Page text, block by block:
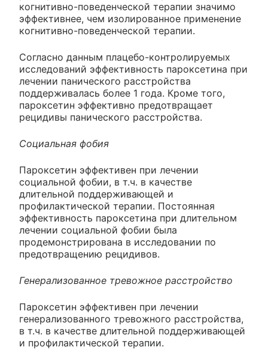
когнитивно-поведенческой терапии значимо
эффективнее, чем изолированное применение
когнитивно-поведенческой терапии.
Согласно данным плацебо-контролируемых
исследований эффективность пароксетина при
лечении панического расстройства
поддерживалась более 1 года. Кроме того,
пароксетин эффективно предотвращает
рецидивы панического расстройства.
Социальная фобия
Пароксетин эффективен при лечении
социальной фобии, в т.ч. в качестве
длительной поддерживающей и
профилактической терапии. Постоянная
эффективность пароксетина при длительном
лечении социальной фобии была
продемонстрирована в исследовании по
предотвращению рецидивов.
Генерализованное тревожное расстройство
Пароксетин эффективен при лечении
генерализованного тревожного расстройства,
в т.ч. в качестве длительной поддерживающей
и профилактической терапии.